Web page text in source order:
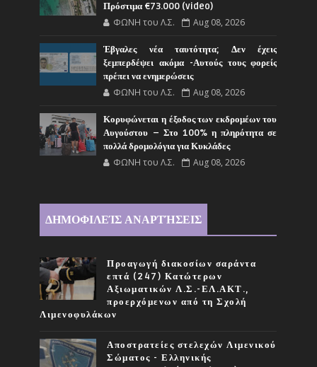
Πρόστιμα €73.000 (video)
ΦΩΝΗ του Λ.Σ. Aug 08, 2026
Έβγαλες νέα ταυτότητα; Δεν έχεις
ξεμπερδέψει ακόμα -Αυτούς τους φορείς
πρέπει να ενημερώσεις
ΦΩΝΗ του Λ.Σ. Aug 08, 2026
Κορυφώνεται η έξοδος των εκδρομέων του
Αυγούστου – Στο 100% η πληρότητα σε
πολλά δρομολόγια για Κυκλάδες
ΦΩΝΗ του Λ.Σ. Aug 08, 2026
ΔΗΜΟΦΙΛΕΊΣ ΑΝΑΡΤΉΣΕΙΣ
Προαγωγή διακοσίων σαράντα
επτά (247) Κατώτερων
Αξιωματικών Λ.Σ.-ΕΛ.ΑΚΤ.,
προερχόμενων από τη Σχολή
Λιμενοφυλάκων
Αποστρατείες στελεχών Λιμενικού
Σώματος - Ελληνικής